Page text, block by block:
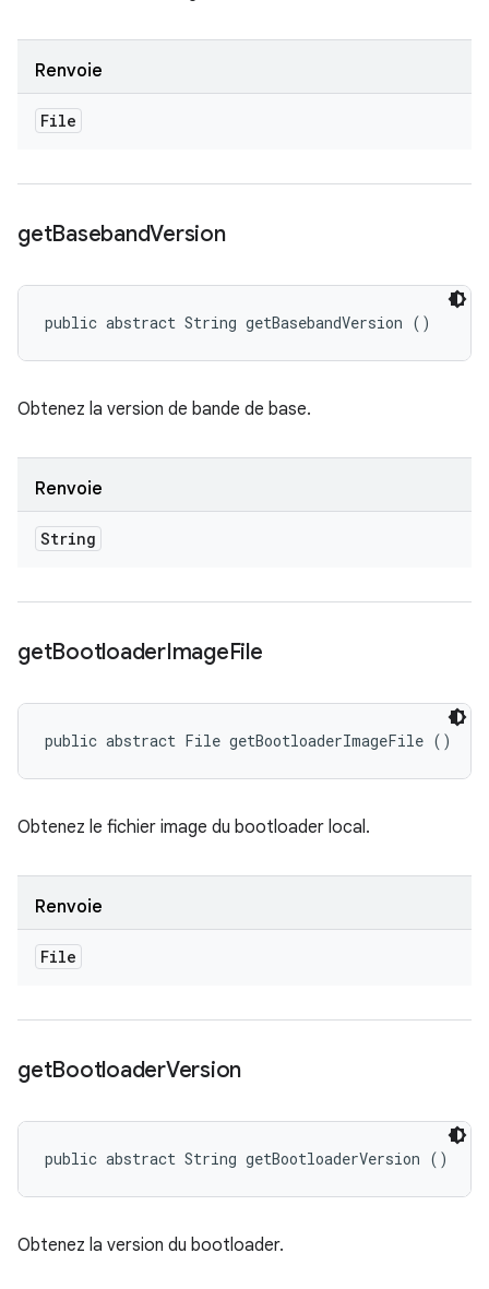
Renvoie
File
getBasebandVersion
public abstract String getBasebandVersion ()
Obtenez la version de bande de base.
Renvoie
String
getBootloaderImageFile
public abstract File getBootloaderImageFile ()
Obtenez le fichier image du bootloader local.
Renvoie
File
getBootloaderVersion
public abstract String getBootloaderVersion ()
Obtenez la version du bootloader.